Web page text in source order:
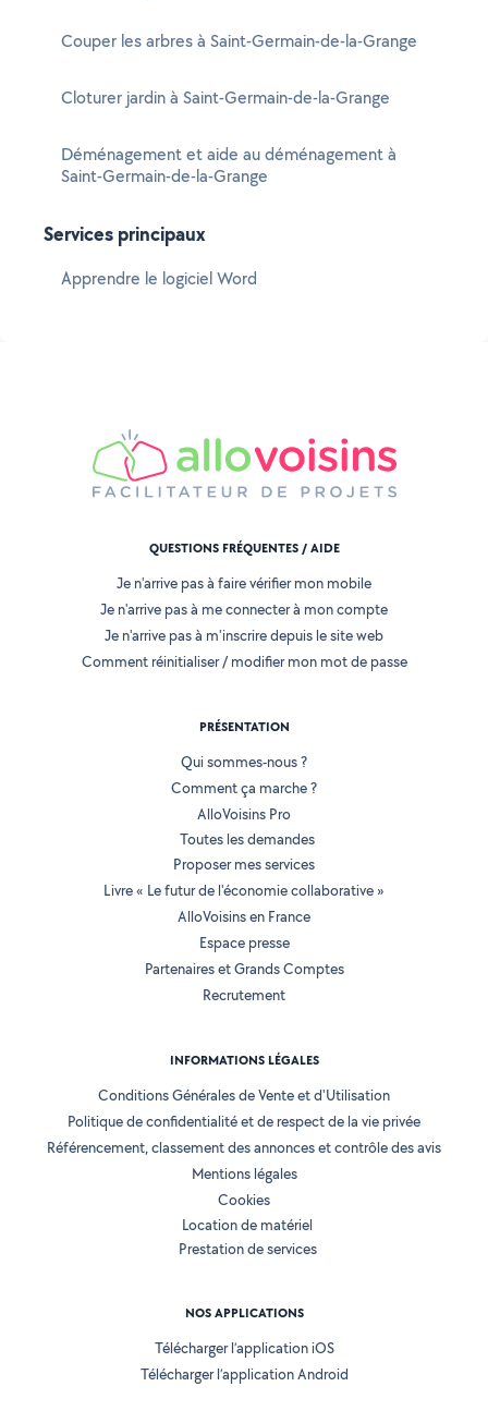
Couper les arbres à Saint-Germain-de-la-Grange
Cloturer jardin à Saint-Germain-de-la-Grange
Déménagement et aide au déménagement à
Saint-Germain-de-la-Grange
Services principaux
Apprendre le logiciel Word
QUESTIONS FRÉQUENTES / AIDE
Je n'arrive pas à faire vérifier mon mobile
Je n'arrive pas à me connecter à mon compte
Je n'arrive pas à m'inscrire depuis le site web
Comment réinitialiser / modifier mon mot de passe
PRÉSENTATION
Qui sommes-nous ?
Comment ça marche ?
AlloVoisins Pro
Toutes les demandes
Proposer mes services
Livre « Le futur de l'économie collaborative »
AlloVoisins en France
Espace presse
Partenaires et Grands Comptes
Recrutement
INFORMATIONS LÉGALES
Conditions Générales de Vente et d'Utilisation
Politique de confidentialité et de respect de la vie privée
Référencement, classement des annonces et contrôle des avis
Mentions légales
Cookies
Location de matériel
Prestation de services
NOS APPLICATIONS
Télécharger l’application iOS
Télécharger l’application Android